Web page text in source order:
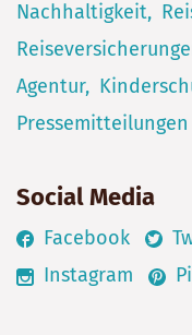
Nachhaltigkeit
Agentur
Pressemitteilungen
Social Media
Facebook
Instagram